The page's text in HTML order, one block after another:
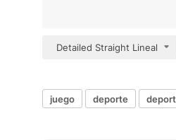
Detailed Straight Lineal
juego deporte